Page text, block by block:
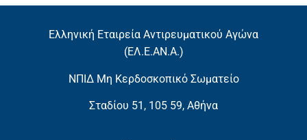
Ελληνική Εταιρεία Αντιρευματικού Αγώνα
(EΛ.Ε.ΑΝ.Α.)
ΝΠΙΔ Μη Κερδοσκοπικό Σωματείο
Σταδίου 51, 105 59, Αθήνα